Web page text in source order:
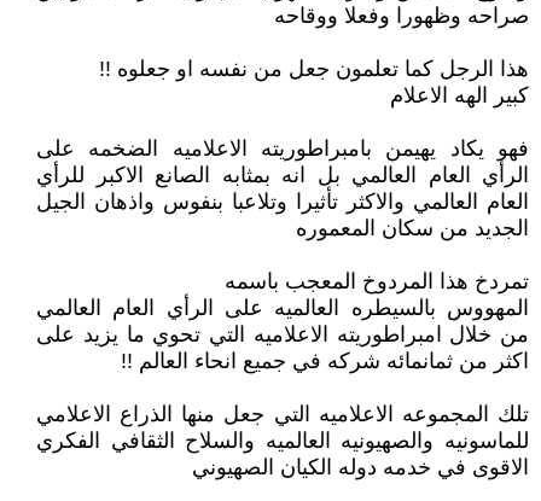
صراحه وظهورا وفعلا ووقاحه
هذا الرجل كما تعلمون جعل من نفسه او جعلوه !!
كبير الهه الاعلام
فهو يكاد يهيمن بامبراطوريته الاعلاميه الضخمه على
الرأي العام العالمي بل انه بمثابه الصانع الاكبر للرأي
العام العالمي والاكثر تأثيرا وتلاعبا بنفوس واذهان الجيل
الجديد من سكان المعموره
تمردخ هذا المردوخ المعجب باسمه
المهووس بالسيطره العالميه على الرأي العام العالمي
من خلال امبراطوريته الاعلاميه التي تحوي ما يزيد على
اكثر من ثمانمائه شركه في جميع انحاء العالم !!
تلك المجموعه الاعلاميه التي جعل منها الذراع الاعلامي
للماسونيه والصهيونيه العالميه والسلاح الثقافي الفكري
الاقوى في خدمه دوله الكيان الصهيوني